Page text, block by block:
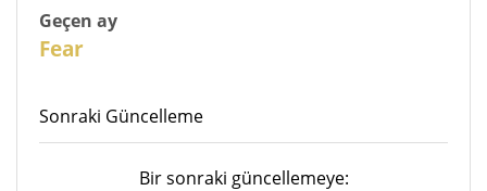
Geçen ay
Fear
Sonraki Güncelleme
Bir sonraki güncellemeye: